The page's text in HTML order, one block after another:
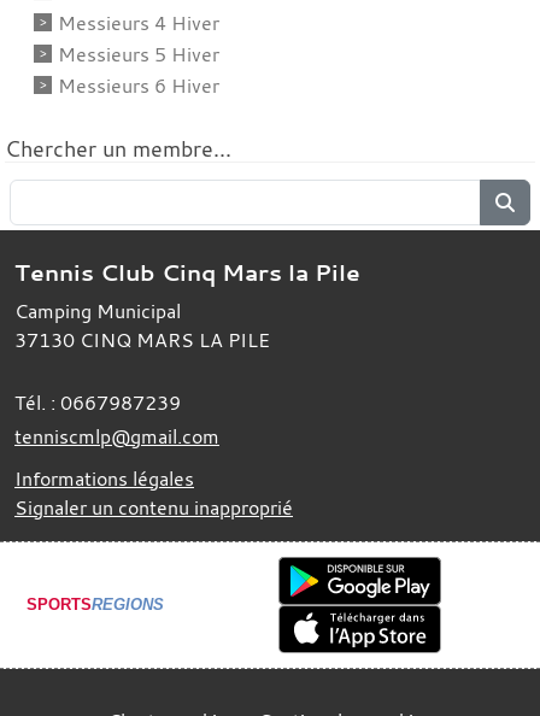
Messieurs 4 Hiver
Messieurs 5 Hiver
Messieurs 6 Hiver
Chercher un membre...
Tennis Club Cinq Mars la Pile
Camping Municipal
37130 CINQ MARS LA PILE
Tél. : 0667987239
tenniscmlp@gmail.com
Informations légales
Signaler un contenu inapproprié
SPORTSREGIONS